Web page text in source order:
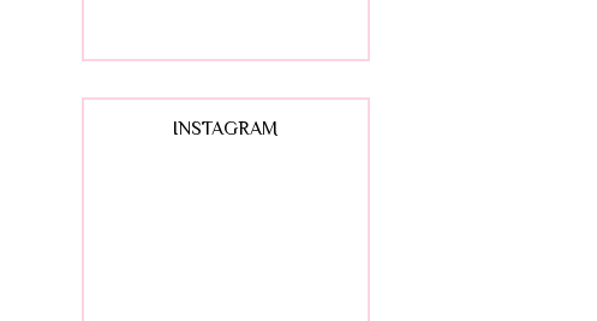
INSTAGRAM